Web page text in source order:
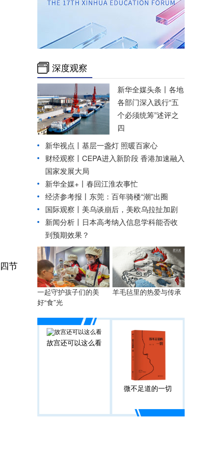
节
深度观察
新华全媒头条丨 各地
各部门深入践行“五
个必须统筹”述评之
四
新华视点丨 基层一盏灯 照暖百家心
财经观察丨 CEPA进入新阶段 香港加速融入
国家发展大局
新华全媒+丨 春回江淮农事忙
经济参考报丨 东莞：百年骑楼“潮”出圈
国际观察丨 美乌谈崩后，美欧乌拉扯加剧
新闻分析丨日本高考纳入信息学科能否收
到预期效果？
一起守护孩子们的美
好“食”光
羊毛毡里的热爱与传承
故宫还可以这么看
微不足道的一切